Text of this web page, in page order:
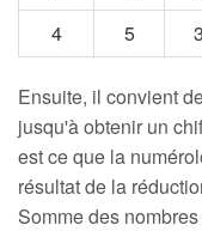
4
5 3
Ensuite, il convient
jusqu'à obtenir un
est ce que la
résultat de la
Somme des